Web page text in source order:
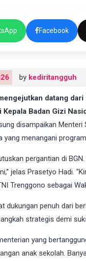
Facebook
by kediritangguh
datang
Badan Gizi
disampaikan
menangani
pergantian di
jelas Prasetyo Hadi.
Trenggono sebagai
dukungan penuh dari
strategis demi
yang
anak sekolah.